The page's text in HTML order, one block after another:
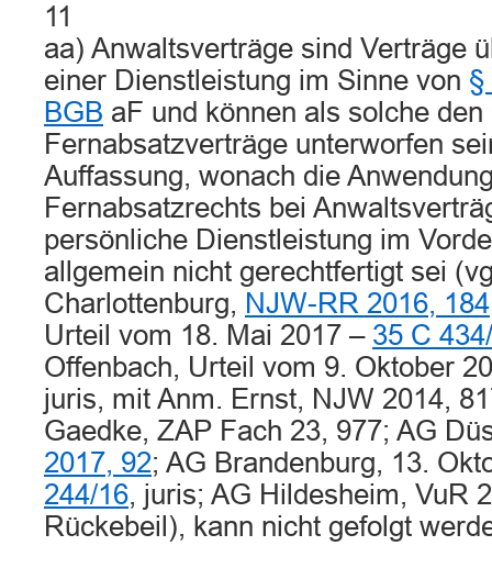
11
aa) Anwaltsverträge sind Verträge
einer Dienstleistung im Sinne von §
BGB aF und können als solche
Fernabsatzverträge unterworfen
Auffassung, wonach die
Fernabsatzrechts bei
persönliche Dienstleistung im
allgemein nicht gerechtfertigt sei
Charlottenburg, NJW-RR 2016, 184
Urteil vom 18. Mai 2017 – 35 C
Offenbach, Urteil vom 9. Oktober
juris, mit Anm. Ernst, NJW 2014,
Gaedke, ZAP Fach 23, 977; AG
2017, 92; AG Brandenburg, 13.
244/16, juris; AG Hildesheim, VuR
Rückebeil), kann nicht gefolgt